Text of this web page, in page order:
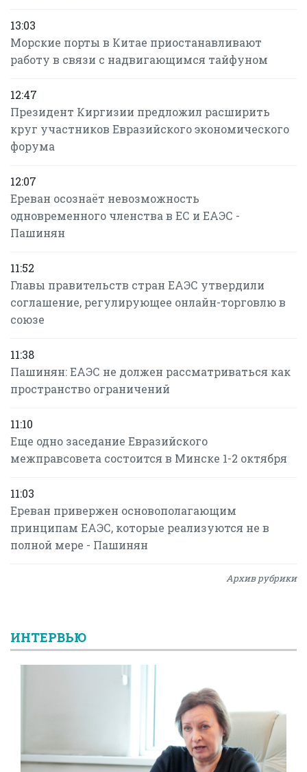
13:03
Морские порты в Китае приостанавливают
работу в связи с надвигающимся тайфуном
12:47
Президент Киргизии предложил расширить
круг участников Евразийского экономического
форума
12:07
Ереван осознаёт невозможность
одновременного членства в ЕС и ЕАЭС -
Пашинян
11:52
Главы правительств стран ЕАЭС утвердили
соглашение, регулирующее онлайн-торговлю в
союзе
11:38
Пашинян: ЕАЭС не должен рассматриваться как
пространство ограничений
11:10
Еще одно заседание Евразийского
межправсовета состоится в Минске 1-2 октября
11:03
Ереван привержен основополагающим
принципам ЕАЭС, которые реализуются не в
полной мере - Пашинян
Архив рубрики
ИНТЕРВЬЮ